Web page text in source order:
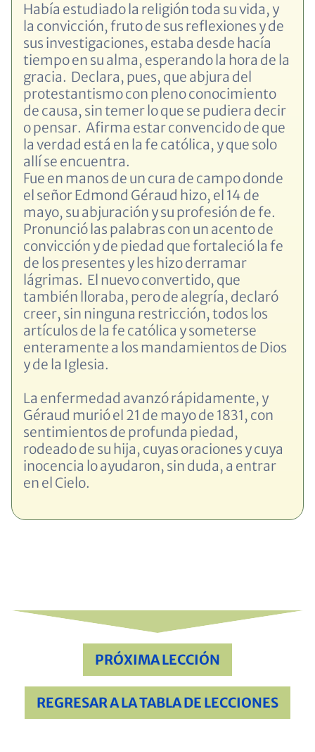
Había estudiado la religión toda su vida, y
la convicción, fruto de sus reflexiones y de
sus investigaciones, estaba desde hacía
tiempo en su alma, esperando la hora de la
gracia. Declara, pues, que abjura del
protestantismo con pleno conocimiento
de causa, sin temer lo que se pudiera decir
o pensar. Afirma estar convencido de que
la verdad está en la fe católica, y que solo
allí se encuentra.
Fue en manos de un cura de campo donde
el señor Edmond Géraud hizo, el 14 de
mayo, su abjuración y su profesión de fe.
Pronunció las palabras con un acento de
convicción y de piedad que fortaleció la fe
de los presentes y les hizo derramar
lágrimas. El nuevo convertido, que
también lloraba, pero de alegría, declaró
creer, sin ninguna restricción, todos los
artículos de la fe católica y someterse
enteramente a los mandamientos de Dios
y de la Iglesia.
La enfermedad avanzó rápidamente, y
Géraud murió el 21 de mayo de 1831, con
sentimientos de profunda piedad,
rodeado de su hija, cuyas oraciones y cuya
inocencia lo ayudaron, sin duda, a entrar
en el Cielo.
PRÓXIMA LECCIÓN
REGRESAR A LA TABLA DE LECCIONES